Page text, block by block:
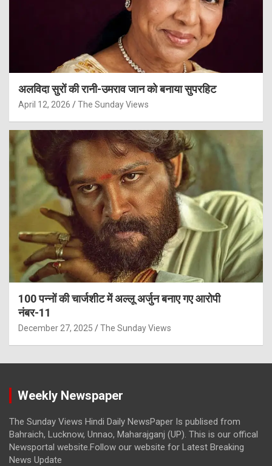
अलविदा सुरों की रानी-उमराव जान को बनाया सुपरहिट
April 12, 2026 The Sunday Views
100 पन्नों की चार्जशीट में अल्लू अर्जुन बनाए गए आरोपी
नंबर-11
December 27, 2025 The Sunday Views
Weekly Newspaper
The Sunday Views Hindi Daily NewsPaper Is publised from
Bahraich, Lucknow, Unnao, Maharajganj (UP). This is our offical
Newsportal website.Follow our website for Latest Breaking
News Update